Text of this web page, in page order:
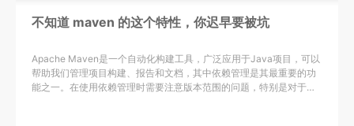
不知道 maven 的这个特性，你迟早要被坑
Apache Maven是一个自动化构建工具，广泛应用于Java项目，可以
帮助我们管理项目构建、报告和文档，其中依赖管理是其最重要的功
能之一。在使用依赖管理时需要注意版本范围的问题，特别是对于需